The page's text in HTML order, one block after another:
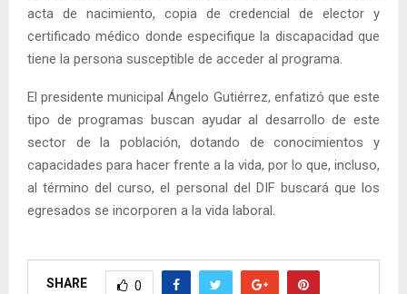
acta de nacimiento, copia de credencial de elector y
certificado médico donde especifique la discapacidad que
tiene la persona susceptible de acceder al programa.
El presidente municipal Ángelo Gutiérrez, enfatizó que este
tipo de programas buscan ayudar al desarrollo de este
sector de la población, dotando de conocimientos y
capacidades para hacer frente a la vida, por lo que, incluso,
al término del curso, el personal del DIF buscará que los
egresados se incorporen a la vida laboral.
SHARE 0